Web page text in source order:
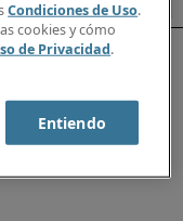
Condiciones de Uso.
cookies y cómo
de Privacidad.
Entiendo